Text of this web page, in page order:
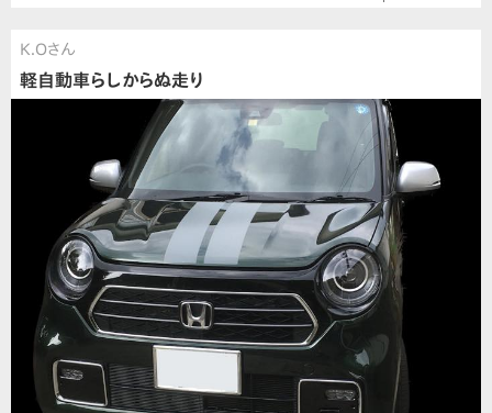
K.Oさん
軽自動車らしからぬ走り